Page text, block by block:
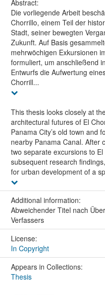
Abstract:
Die vorliegende Arbeit
Chorrillo, einem Teil der
Stadt, seiner bewegten
Zukunft. Auf Basis
mehrwöchigen Exkursionen
formuliert, um anschließend
Entwurfs die Aufwertung
Chorrill...
This thesis looks closely at
architectural futures of El
Panama City’s old town and
nearby Panama Canal. After
two separate excursions to
subsequent research
for urban development of a
Additional information:
Abweichender Titel nach
Verfassers
License:
In Copyright
Appears in Collections:
Thesis